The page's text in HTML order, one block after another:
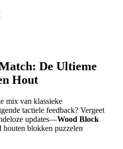
De Ultieme
Hout
mix van klassieke
tactiele feedback? Vergeet
updates—Wood Block
houten blokken puzzelen